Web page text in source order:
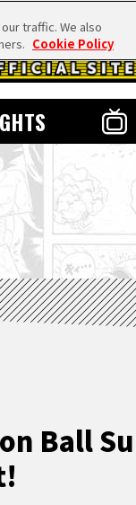
Ball
traffic. We also
Cookie Policy